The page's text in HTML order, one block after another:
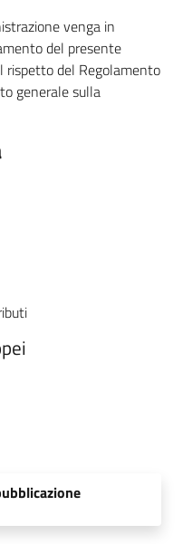
venga in
del presente
del Regolamento
generale sulla